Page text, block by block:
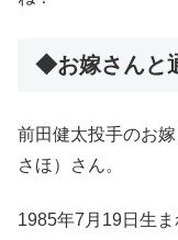
◆お嫁さんと
前田健太投手のお
さほ）さん。
1985年7月19日生